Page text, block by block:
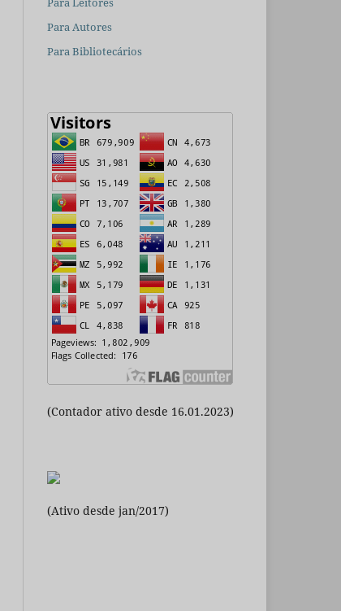
Para Autores
Para Bibliotecários
(Contador ativo desde 16.01.2023)
(Ativo desde jan/2017)